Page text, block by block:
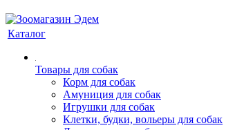
Каталог
Товары для собак
Корм для собак
Амуниция для собак
Игрушки для собак
Клетки, будки, вольеры для собак